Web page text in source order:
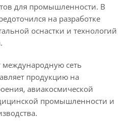
для промышленности. В
на разработке
оснастки и технологий
международную сеть
продукцию на
авиакосмической
промышленности и